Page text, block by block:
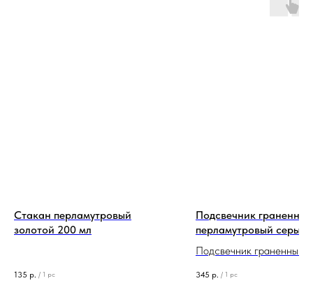
Стакан перламутровый
золотой 200 мл
135 р. / 1 pc
Подсвечник граненный
перламутровый серый
крышкой 250 мл
Подсвечник граненный
345 р. / 1 pc